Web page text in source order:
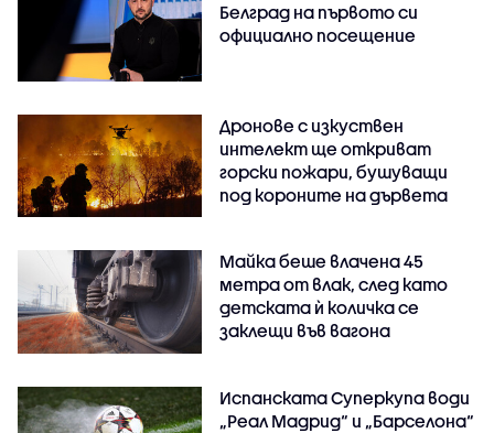
Белград на първото си
официално посещение
Дронове с изкуствен
интелект ще откриват
горски пожари, бушуващи
под короните на дървета
Майка беше влачена 45
метра от влак, след като
детската ѝ количка се
заклещи във вагона
Испанската Суперкупа води
„Реал Мадрид“ и „Барселона“